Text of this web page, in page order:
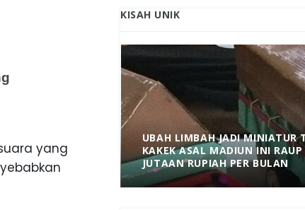
yang
KISAH UNIK
SARADAN
UBAH LIMBAH JADI MINIATUR
KAKEK ASAL MADIUN INI
JUTAAN RUPIAH PER BULAN